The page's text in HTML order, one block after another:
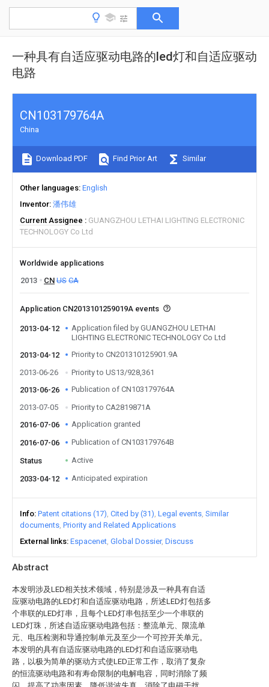
一种具有自适应驱动电路的led灯和自适应驱动
电路
Abstract
本发明涉及LED相关技术领域，特别是涉及一种具有自适
应驱动电路的LED灯和自适应驱动电路，所述LED灯包括多
个串联的LED灯串，且每个LED灯串包括至少一个串联的
LED灯珠，所述自适应驱动电路包括：整流单元、限流单
元、电压检测和导通控制单元及至少一个可控开关单元。
本发明的具有自适应驱动电路的LED灯和自适应驱动电
路，以极为简单的驱动方式使LED正常工作，取消了复杂
的恒流驱动电路和有寿命限制的电解电容，同时消除了频
CN103179764A
China
Download PDF Find Prior Art Similar
Other languages English
Inventor 潘伟雄
Current Assignee
GUANGZHOU LETHAI LIGHTING ELECTRONIC
TECHNOLOGY Co Ltd
Worldwide applications
2013
CN US CA
Application CN2013101259019A events
2013-04-12
Application filed by GUANGZHOU LETHAI
LIGHTING ELECTRONIC TECHNOLOGY Co Ltd
2013-04-12
Priority to CN201310125901.9A
2013-06-26
Priority to US13/928,361
2013-06-26
Publication of CN103179764A
2013-07-05
Priority to CA2819871A
2016-07-06
Application granted
2016-07-06 Publication of CN103179764B
Status Active
2033-04-12 Anticipated expiration
Info Patent citations (17) Cited by (31) Legal events Similar
documents Priority and Related Applications
External links Espacenet Global Dossier Discuss